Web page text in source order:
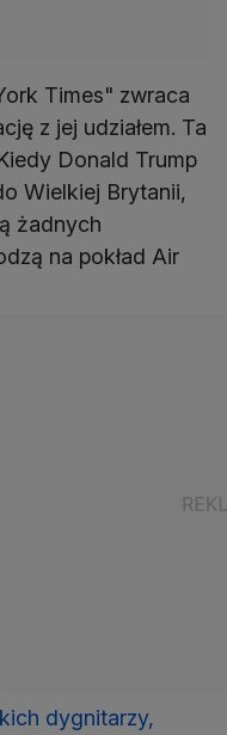
Times" zwraca
z jej udziałem. Ta
Donald Trump
Wielkiej Brytanii,
żadnych
na pokład Air
dygnitarzy,